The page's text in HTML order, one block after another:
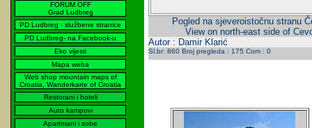
FORUM OFF
Grad Ludbreg
PD Ludbreg - službene stranice
PD Ludbreg- na Facebook-u
Eko vijesti
Mapa weba
Web shop mountain maps of
Croatia, Wanderkarte of Croatia
Restorani i hoteli
Auto kampovi
Apartmani i sobe
Pogled na sjeveroistočnu stranu
View on north-east side of
Autor : Damir Klarić
Sl.br: 860 Broj pregleda : 175 Com : 0